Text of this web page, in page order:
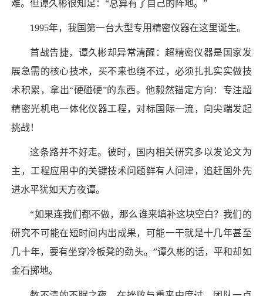
难。但谭久彬很知足：“总算有了自己的阵地。”
1995年，我国第一台大型专用精密仪器在这里诞生。
首战告捷，谭久彬却异常清醒：超精密仪器是国家发
展急需的核心技术，买不来也绕不过，必须扎扎实实做技
术积累，拿出“硬碰硬”的东西。他毅然锚定方向：专注超
精密光机电一体化仪器工程，对标国际一流，向尖端发起
挑战！
这条路并不好走。彼时，国内相关研究多以发论文为
主，工程应用中的关键技术问题鲜有人问津，追赶国外先
进水平犹如天方夜谭。
“如果连我们都不做，那么谁来填补这块空白？我们的
研究不可能在短时间内出成果，可能一干就是十几年甚至
几十年，要有坐穿冷板凳的劲头。”谭久彬的话，平和却如
金石掷地。